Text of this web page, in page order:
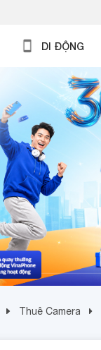
DI ĐỘNG
Thuê Camera